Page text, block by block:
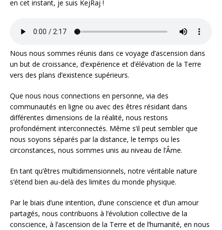
en cet instant, je suis KejRaj !
Nous nous sommes réunis dans ce voyage d’ascension dans
un but de croissance, d’expérience et d’élévation de la Terre
vers des plans d’existence supérieurs.
Que nous nous connections en personne, via des
communautés en ligne ou avec des êtres résidant dans
différentes dimensions de la réalité, nous restons
profondément interconnectés. Même s’il peut sembler que
nous soyons séparés par la distance, le temps ou les
circonstances, nous sommes unis au niveau de l’Âme.
En tant qu’êtres multidimensionnels, notre véritable nature
s’étend bien au-delà des limites du monde physique.
Par le biais d’une intention, d’une conscience et d’un amour
partagés, nous contribuons à l’évolution collective de la
conscience, à l’ascension de la Terre et de l’humanité, en nous